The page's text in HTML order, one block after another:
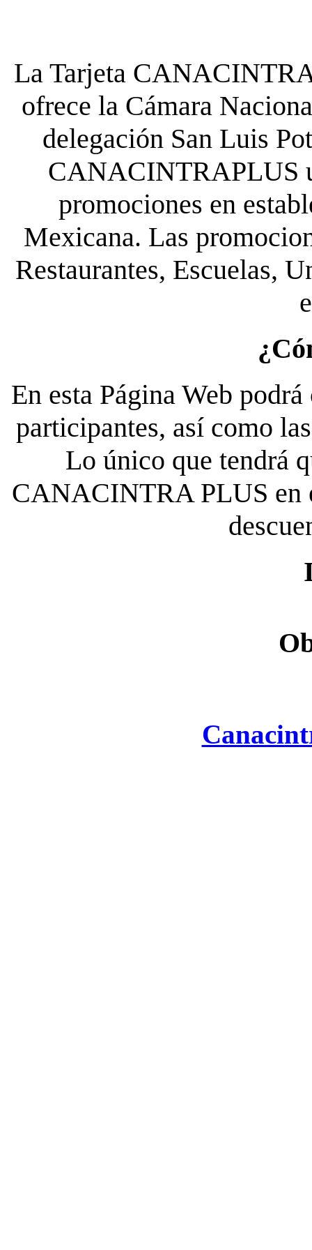
La Tarjeta
ofrece la Cámara
delegación San Luis
CANACINTRAPLUS
promociones en
Mexicana. Las
Restaurantes, Escuelas,
En esta Página Web
participantes, así como
Lo único que tendrá
CANACINTRA PLUS en